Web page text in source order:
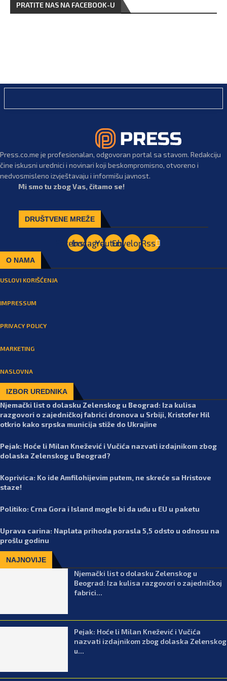
PRATITE NAS NA FACEBOOK-U
Press.co.me je profesionalan, odgovoran portal sa stavom. Redakciju
čine iskusni urednici i novinari koji beskompromisno, otvoreno i
nedvosmisleno izvještavaju i informišu javnost.
Mi smo tu zbog Vas, čitamo se!
DRUŠTVENE MREŽE
Facebook
Instagram
YoutubeEnvelopeRss
O NAMA
USLOVI KORIŠĆENJA
IMPRESSUM
PRIVACY POLICY
MARKETING
NASLOVNA
IZBOR UREDNIKA
Njemački list o dolasku Zelenskog u Beograd: Iza kulisa
razgovori o zajedničkoj fabrici dronova u Srbiji, Kristofer Hil
otkrio kako srpska municija stiže do Ukrajine
Pejak: Hoće li Milan Knežević i Vučića nazvati izdajnikom zbog
dolaska Zelenskog u Beograd?
Koprivica: Ko ide Amfilohijevim putem, ne skreće sa Hristove
staze!
Politiko: Crna Gora i Island mogle bi da uđu u EU u paketu
Uprava carina: Naplata prihoda porasla 5,5 odsto u odnosu na
prošlu godinu
NAJNOVIJE
Njemački list o dolasku Zelenskog u
Beograd: Iza kulisa razgovori o zajedničkoj
fabrici...
Pejak: Hoće li Milan Knežević i Vučića
nazvati izdajnikom zbog dolaska Zelenskog
u...